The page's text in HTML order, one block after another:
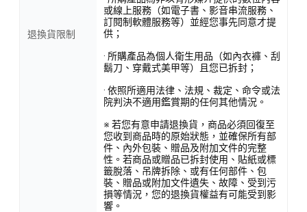
退換貨限制
或線上服務（如電子書、影音串流服務、
訂閱制軟體服務等）並經您事先同意才提
供；
· 所購產品為個人衛生用品（如內衣褲、刮
鬍刀、穿戴式美甲等）且您已拆封；
· 依照所適用法律、法規、裁定、命令或法
院判決不適用鑑賞期的任何其他情況。
※ 若您有意申請退換貨，商品必須回復至
您收到商品時的原始狀態，並確保所有部
件、內外包裝、贈品及附加文件的完整
性。若商品或贈品已拆封使用、貼紙或標
籤脫落、吊牌拆除、或有任何部件、包
裝、贈品或附加文件遺失、故障、受到污
損等情況，您的退換貨權益有可能受到影
響。